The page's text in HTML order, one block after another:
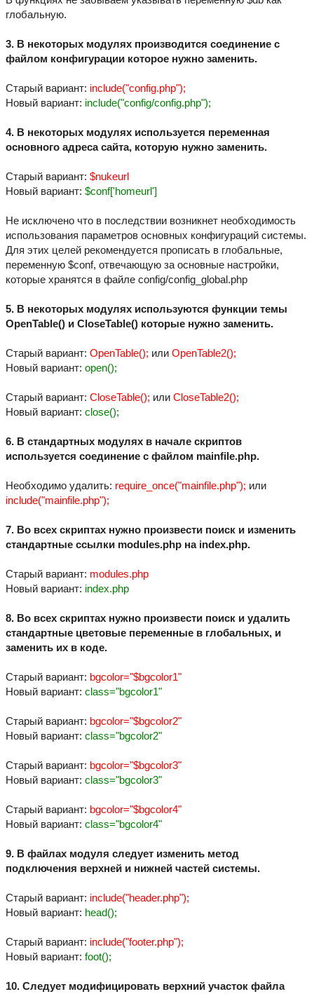
глобальную.
3. В некоторых модулях производится соединение с
файлом конфигурации которое нужно заменить.
Старый вариант: include("config.php");
Новый вариант: include("config/config.php");
4. В некоторых модулях используется переменная
основного адреса сайта, которую нужно заменить.
Старый вариант: $nukeurl
Новый вариант: $conf['homeurl']
Не исключено что в последствии возникнет необходимость
использования параметров основных конфигураций системы.
Для этих целей рекомендуется прописать в глобальные,
переменную $conf, отвечающую за основные настройки,
которые хранятся в файле config/config_global.php
5. В некоторых модулях используются функции темы
OpenTable() и CloseTable() которые нужно заменить.
Старый вариант: OpenTable(); или OpenTable2();
Новый вариант: open();
Старый вариант: CloseTable(); или CloseTable2();
Новый вариант: close();
6. В стандартных модулях в начале скриптов
используется соединение с файлом mainfile.php.
Необходимо удалить: require_once("mainfile.php"); или
include("mainfile.php");
7. Во всех скриптах нужно произвести поиск и изменить
стандартные ссылки modules.php на index.php.
Старый вариант: modules.php
Новый вариант: index.php
8. Во всех скриптах нужно произвести поиск и удалить
стандартные цветовые переменные в глобальных, и
заменить их в коде.
Старый вариант: bgcolor="$bgcolor1"
Новый вариант: class="bgcolor1"
Старый вариант: bgcolor="$bgcolor2"
Новый вариант: class="bgcolor2"
Старый вариант: bgcolor="$bgcolor3"
Новый вариант: class="bgcolor3"
Старый вариант: bgcolor="$bgcolor4"
Новый вариант: class="bgcolor4"
9. В файлах модуля следует изменить метод
подключения верхней и нижней частей системы.
Старый вариант: include("header.php");
Новый вариант: head();
Старый вариант: include("footer.php");
Новый вариант: foot();
10. Следует модифицировать верхний участок файла